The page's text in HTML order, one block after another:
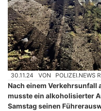
30.11.24 VON POLIZEI.NEWS
Nach einem Verkehrsunfall
musste ein alkoholisierter
Samstag seinen